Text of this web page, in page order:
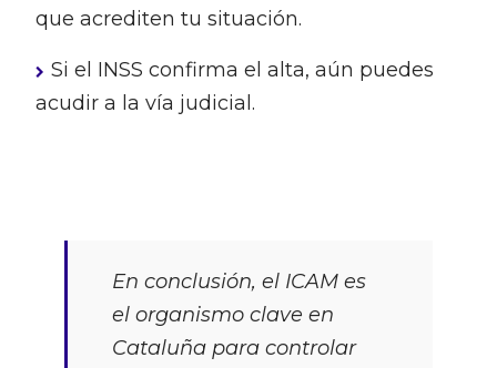
que acrediten tu situación.
Si el INSS confirma el alta, aún puedes
acudir a la vía judicial.
En conclusión, el ICAM es
el organismo clave en
Cataluña para controlar